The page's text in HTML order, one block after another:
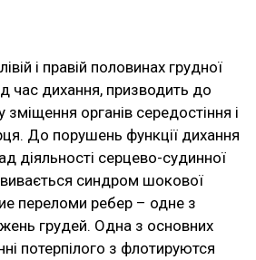
і правій половинах грудної
час дихання, призводить до
органів середостіння і
До порушень функції дихання
діяльності серцево-судинної
синдром шокової
переломи ребер – одне з
грудей. Одна з основних
потерпілого з флотируются